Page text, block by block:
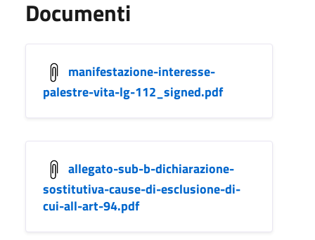
Documenti
manifestazione-interesse-
palestre-vita-lg-112_signed.pdf
allegato-sub-b-dichiarazione-
sostitutiva-cause-di-esclusione-di-
cui-all-art-94.pdf